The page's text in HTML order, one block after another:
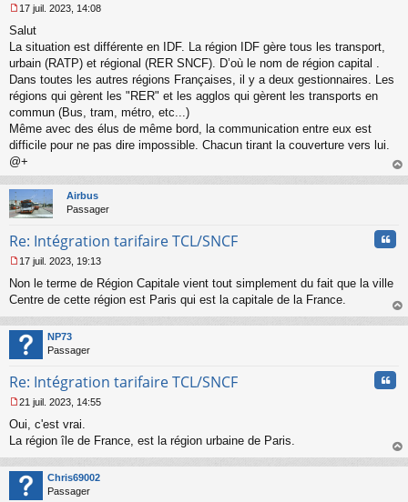
e
s
s
g
e
n
o
n
u
17 juil. 2023, 14:08
Salut
La situation est différente en IDF. La région IDF gère tous les transport,
urbain (RATP) et régional (RER SNCF). D’où le nom de région capital .
Dans toutes les autres régions Françaises, il y a deux gestionnaires. Les
régions qui gèrent les "RER" et les agglos qui gèrent les transports en
commun (Bus, tram, métro, etc...)
Même avec des élus de même bord, la communication entre eux est
difficile pour ne pas dire impossible. Chacun tirant la couverture vers lui.
@+
au
Airbus
Passager
Re: Intégration tarifaire TCL/SNCF
e
s
a
g
e
o
l
u
17 juil. 2023, 19:13
Non le terme de Région Capitale vient tout simplement du fait que la ville
Centre de cette région est Paris qui est la capitale de la France.
au
NP73
Passager
Re: Intégration tarifaire TCL/SNCF
e
s
a
g
e
21 juil. 2023, 14:55
Oui, c'est vrai.
La région île de France, est la région urbaine de Paris.
au
Chris69002
Passager